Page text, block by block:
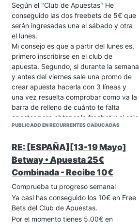
Según el "Club de Apuestas" He
conseguido las dos freebets de 5€ que
serán ingresadas una el sábado y otra
el lunes.
Mi consejo es que a partir del lunes es,
primero inscribirse en el club de
apuesta. Segundo, si durante la semana
y antes del viernes sale una promo de
crear apuesta hacerla con 3 líneas y
una vez resuelta comprobar como va la
barra de relleno de cuánto te falta
apostar para obtener la freebet y si sale
ahí tu apuesta solo te queda hacer otra
PUBLICADO EN RECURRENTES CADUCADAS
RE: [ESPAÑA][13-19 Mayo]
Betway • Apuesta 25€
Combinada - Recibe 10€
Comprueba tu progreso semanal
Ya casi has conseguido los 10€ en Free
Bets del Club de Apuestas.
Por el momento tienes 5.00€ en